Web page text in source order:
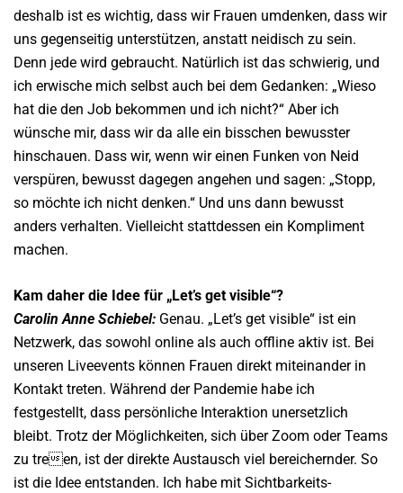
deshalb ist es wichtig, dass wir Frauen umdenken, dass wir
uns gegenseitig unterstützen, anstatt neidisch zu sein.
Denn jede wird gebraucht. Natürlich ist das schwierig, und
ich erwische mich selbst auch bei dem Gedanken: „Wieso
hat die den Job bekommen und ich nicht?“ Aber ich
wünsche mir, dass wir da alle ein bisschen bewusster
hinschauen. Dass wir, wenn wir einen Funken von Neid
verspüren, bewusst dagegen angehen und sagen: „Stopp,
so möchte ich nicht denken.“ Und uns dann bewusst
anders verhalten. Vielleicht stattdessen ein Kompliment
machen.
Kam daher die Idee für „Let’s get visible“?
Carolin Anne Schiebel: Genau. „Let’s get visible“ ist ein
Netzwerk, das sowohl online als auch offline aktiv ist. Bei
unseren Liveevents können Frauen direkt miteinander in
Kontakt treten. Während der Pandemie habe ich
festgestellt, dass persönliche Interaktion unersetzlich
bleibt. Trotz der Möglichkeiten, sich über Zoom oder Teams
zu treen, ist der direkte Austausch viel bereichernder. So
ist die Idee entstanden. Ich habe mit Sichtbarkeits-